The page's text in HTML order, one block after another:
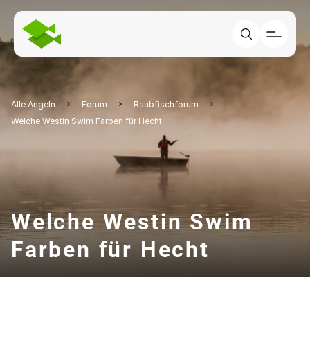
Alle Angeln Forum
Raubfischforum
Welche Westin Swim Farben für Hecht
Welche Westin Swim
Farben für Hecht